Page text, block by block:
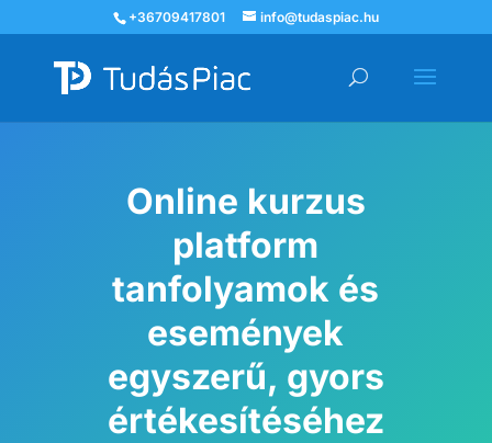
+36709417801 info@tudaspiac.hu
Online kurzus
platform
tanfolyamok és
események
egyszerű, gyors
értékesítéséhez